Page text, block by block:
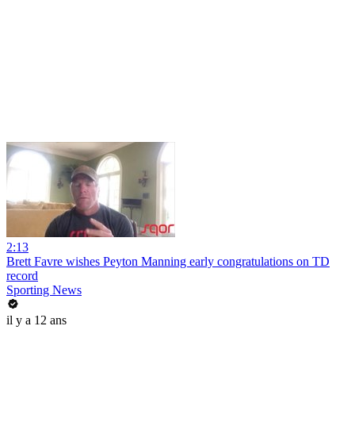
2:13
Brett Favre wishes Peyton Manning early congratulations on TD
record
Sporting News
il y a 12 ans